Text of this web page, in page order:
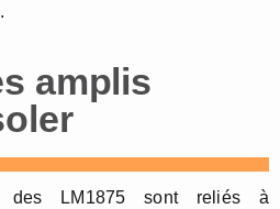
amplis
des LM1875 sont reliés à